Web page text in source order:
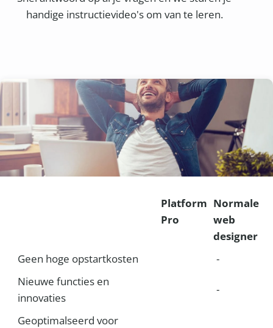
handige instructievideo's om van te leren.
Platform
Pro
Normale
web
designer
Geen hoge opstartkosten
-
Nieuwe functies en
innovaties
-
Geoptimalseerd voor